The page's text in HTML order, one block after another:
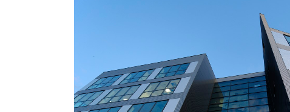
Le Trièdre
Bureaux